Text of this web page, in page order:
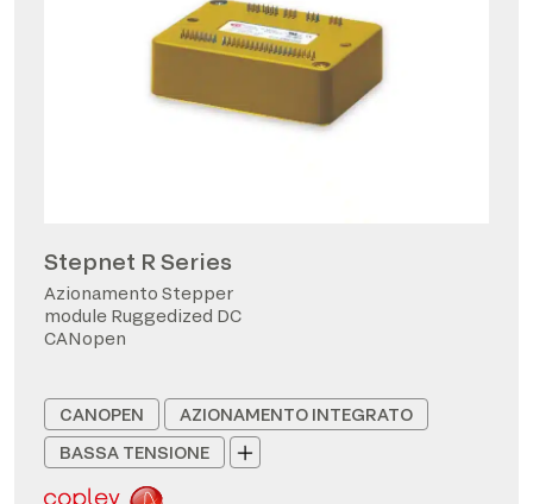
Stepnet R Series
Azionamento Stepper
module Ruggedized DC
CANopen
CANOPEN
AZIONAMENTO INTEGRATO
BASSA TENSIONE